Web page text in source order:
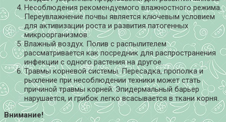
Несоблюдения рекомендуемого влажностного режима.
Переувлажнение почвы является ключевым условием
для активизации роста и развития патогенных
микроорганизмов.
Влажный воздух. Полив с распылителем
рассматривается как посредник для распространения
инфекции с одного растения на другое.
Травмы корневой системы. Пересадка, прополка и
рыхление при несоблюдении техники может стать
причиной травмы корней. Эпидермальный барьер
нарушается, и грибок легко всасывается в ткани корня.
Внимание!